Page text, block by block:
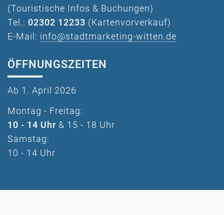
(Touristische Infos & Buchungen)
Tel.: 02302 12233 (Kartenvorverkauf)
E-Mail: info@stadtmarketing-witten.de
ÖFFNUNGSZEITEN
Ab 1. April 2026
Montag - Freitag:
10 - 14 Uhr & 15 - 18 Uhr
Samstag:
10 - 14 Uhr